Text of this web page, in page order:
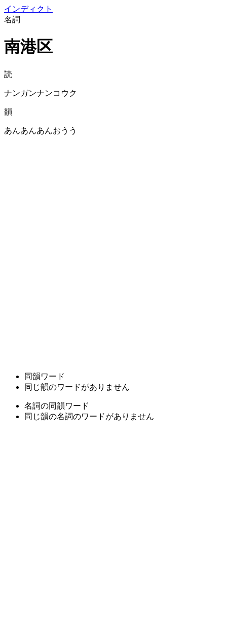
インディクト
名詞
南港区
読
ナンガンナンコウク
韻
あんあんあんおうう
同韻ワード
同じ韻のワードがありません
名詞の同韻ワード
同じ韻の名詞のワードがありません